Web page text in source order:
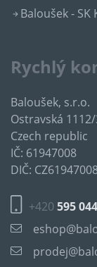
Baloušek -
Rychlý
Baloušek, s.r.o.
Ostravská
Czech republic
IČ: 61947008
DIČ:
+420 595